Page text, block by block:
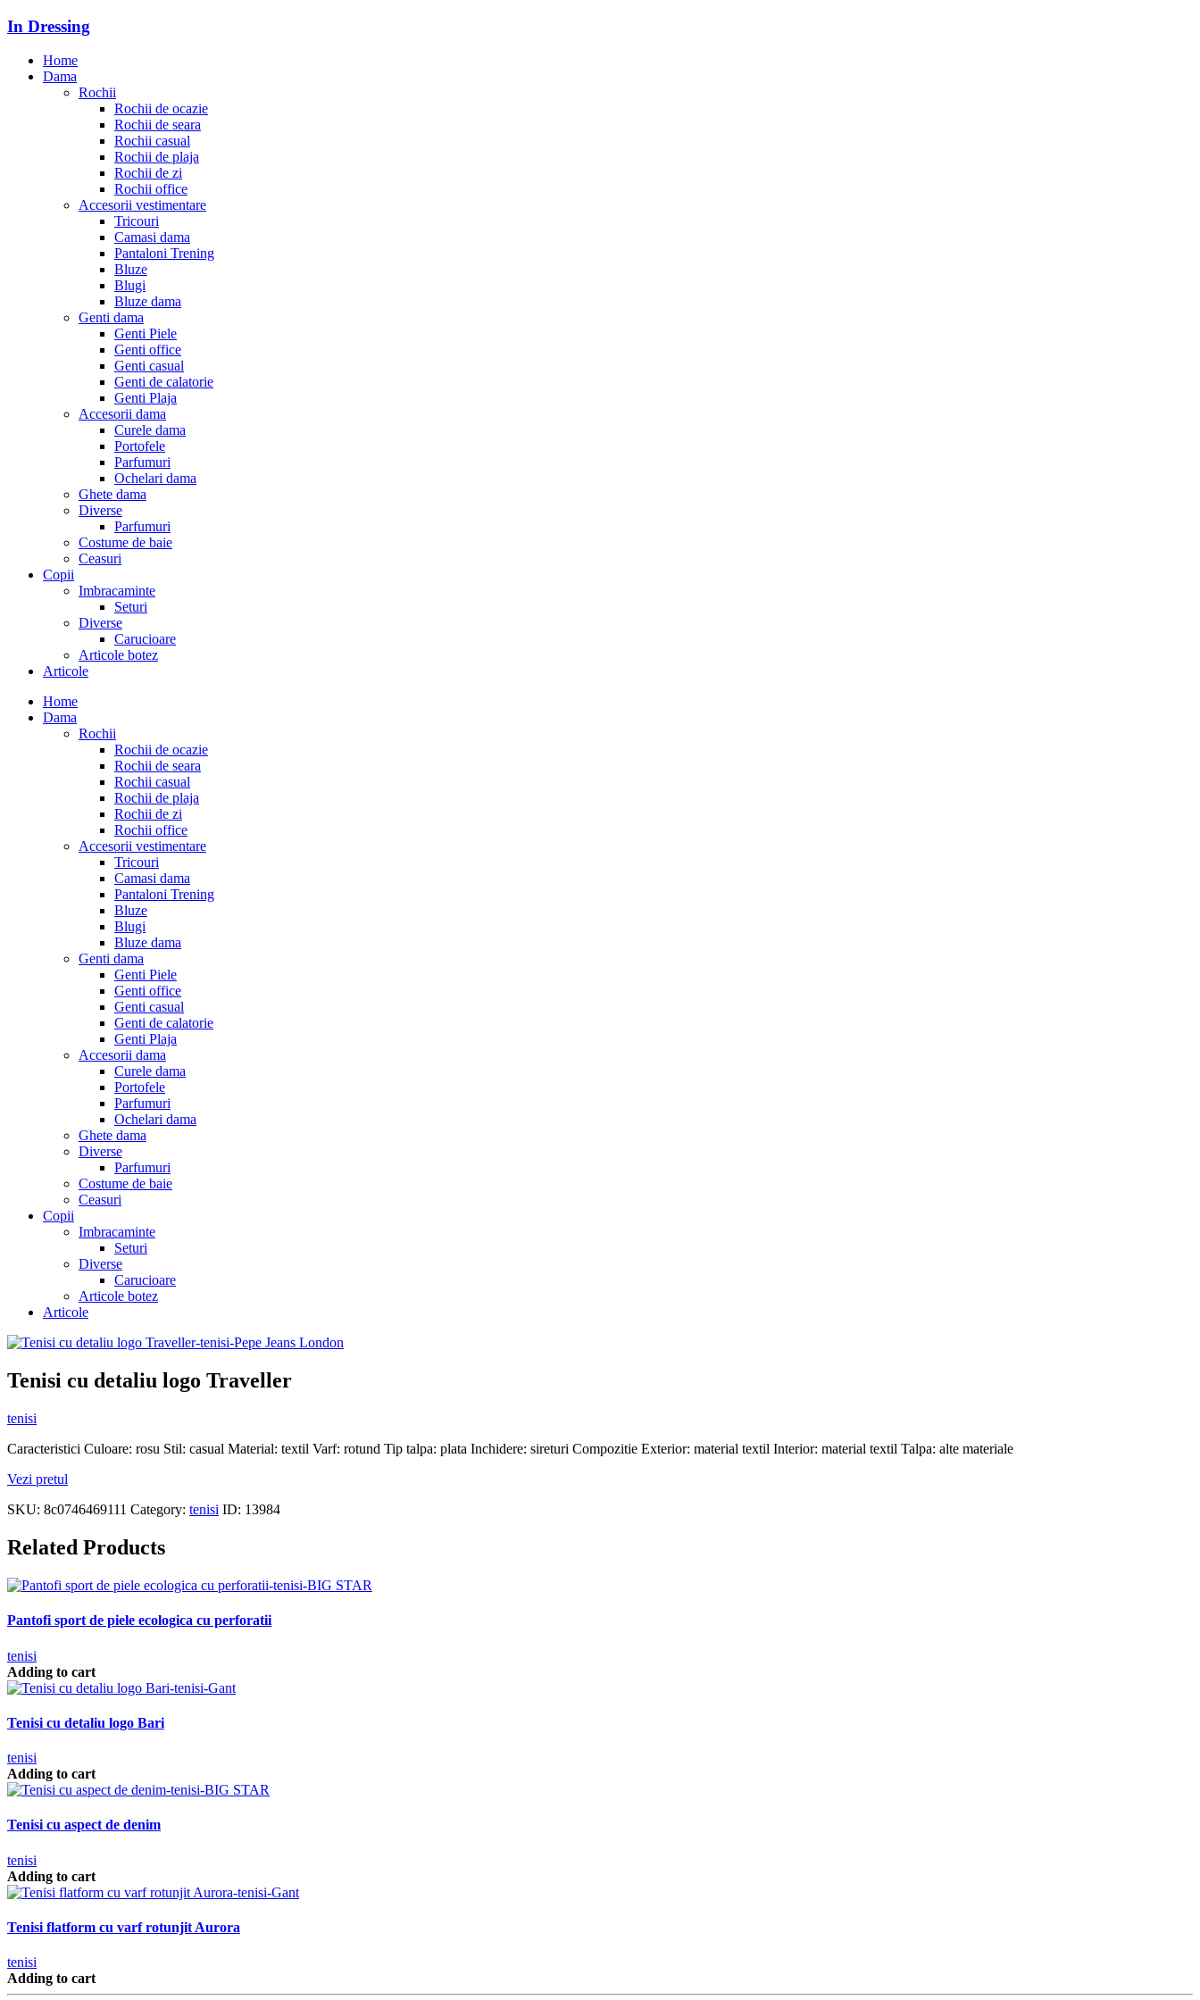
In Dressing
Home
Dama
Rochii
Rochii de ocazie
Rochii de seara
Rochii casual
Rochii de plaja
Rochii de zi
Rochii office
Accesorii vestimentare
Tricouri
Camasi dama
Pantaloni Trening
Bluze
Blugi
Bluze dama
Genti dama
Genti Piele
Genti office
Genti casual
Genti de calatorie
Genti Plaja
Accesorii dama
Curele dama
Portofele
Parfumuri
Ochelari dama
Ghete dama
Diverse
Parfumuri
Costume de baie
Ceasuri
Copii
Imbracaminte
Seturi
Diverse
Carucioare
Articole botez
Articole
Home
Dama
Rochii
Rochii de ocazie
Rochii de seara
Rochii casual
Rochii de plaja
Rochii de zi
Rochii office
Accesorii vestimentare
Tricouri
Camasi dama
Pantaloni Trening
Bluze
Blugi
Bluze dama
Genti dama
Genti Piele
Genti office
Genti casual
Genti de calatorie
Genti Plaja
Accesorii dama
Curele dama
Portofele
Parfumuri
Ochelari dama
Ghete dama
Diverse
Parfumuri
Costume de baie
Ceasuri
Copii
Imbracaminte
Seturi
Diverse
Carucioare
Articole botez
Articole
Tenisi cu detaliu logo Traveller
tenisi
Caracteristici Culoare: rosu Stil: casual Material: textil Varf: rotund Tip talpa: plata Inchidere: sireturi Compozitie Exterior: material textil Interior: material textil Talpa: alte materiale
Vezi pretul
SKU: 8c0746469111 Category: tenisi ID: 13984
Related Products
Pantofi sport de piele ecologica cu perforatii
tenisi
Adding to cart
Tenisi cu detaliu logo Bari
tenisi
Adding to cart
Tenisi cu aspect de denim
tenisi
Adding to cart
Tenisi flatform cu varf rotunjit Aurora
tenisi
Adding to cart